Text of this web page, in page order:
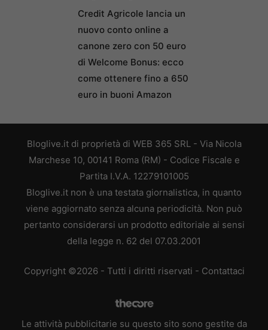
Credit Agricole lancia un
nuovo conto online a
canone zero con 50 euro
di Welcome Bonus: ecco
come ottenere fino a 650
euro in buoni Amazon
Bloglive.it di proprietà di WEB 365 SRL - Via Nicola
Marchese 10, 00141 Roma (RM) - Codice Fiscale e
Partita I.V.A. 12279101005
Bloglive.it non è una testata giornalistica, in quanto
viene aggiornato senza alcuna periodicità. Non può
pertanto considerarsi un prodotto editoriale ai sensi
della legge n. 62 del 07.03.2001
Copyright ©2026 - Tutti i diritti riservati - Contattaci
Le attività pubblicitarie su questo sito sono gestite da